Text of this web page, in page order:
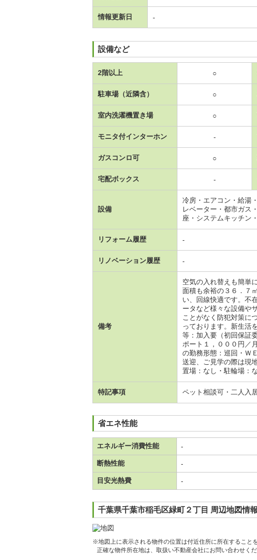
情報更新日 -
設備など
2階以上 ○
駐車場（近隣含） ○
室内洗濯機置き場 ○
モニタ付インターホン -
ガスコンロ可 ○
宅配ボックス -
設備
冷房・エアコン・給湯
レベーター・都市ガス
座・システムキッチン
リフォーム履歴 -
リノベーション履歴 -
備考
空気の入れ替えも簡単
面積も余裕の３６．７
い、回線快適です。不
ータなど様々な設備や
ことがなく防犯対策に
っております。新生活
等：加入要（初回保証
ポート１，０００円／
の勤務形態：巡回・Ｗ
送迎、ご見学の際は現
置場：なし・駐輪場：
特記事項 ペット相談可・二人入
省エネ性能
エネルギー消費性能 -
断熱性能 -
目安光熱費 -
千葉県千葉市稲毛区緑町２丁目 周辺地図情報
※地図上に表示される物件の位置は付近住所に所在すること
正確な物件所在地は、取扱い不動産会社にお問い合わせくだ